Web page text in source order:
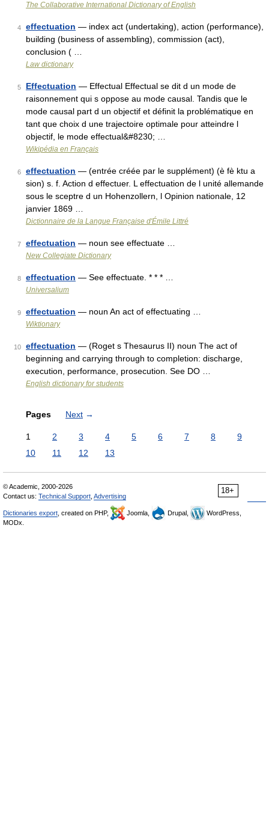
The Collaborative International Dictionary of English
4 effectuation — index act (undertaking), action (performance),
building (business of assembling), commission (act),
conclusion ( …
Law dictionary
5 Effectuation — Effectual Effectual se dit d un mode de
raisonnement qui s oppose au mode causal. Tandis que le
mode causal part d un objectif et définit la problématique en
tant que choix d une trajectoire optimale pour atteindre l
objectif, le mode effectual&#8230; …
Wikipédia en Français
6 effectuation — (entrée créée par le supplément) (è fè ktu a
sion) s. f. Action d effectuer. L effectuation de l unité allemande
sous le sceptre d un Hohenzollern, l Opinion nationale, 12
janvier 1869 …
Dictionnaire de la Langue Française d'Émile Littré
7 effectuation — noun see effectuate …
New Collegiate Dictionary
8 effectuation — See effectuate. * * * …
Universalium
9 effectuation — noun An act of effectuating …
Wiktionary
10 effectuation — (Roget s Thesaurus II) noun The act of
beginning and carrying through to completion: discharge,
execution, performance, prosecution. See DO …
English dictionary for students
Pages Next →
1 2 3 4 5 6 7 8
9
10
11 12 13
18+
© Academic, 2000-2026
Contact us: Technical Support Advertising
Dictionaries export , created on PHP, Joomla, Drupal,
WordPress,
MODx.